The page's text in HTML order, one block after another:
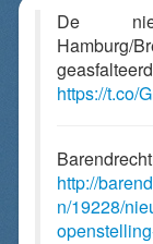
De
https://t.co/
http://
n/19228/